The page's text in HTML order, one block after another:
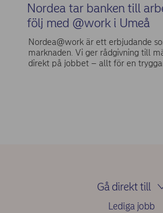
Nordea tar banken till
följ med @work i Umeå
Nordea@work är ett erbjudande
marknaden. Vi ger rådgivning till
direkt på jobbet – allt för en
Gå direkt till
Lediga jobb